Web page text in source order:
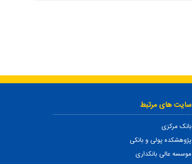
سایت های مرتبط
بانک مرکزی
پژوهشکده پولی و بانکی
موسسه عالی بانکداری